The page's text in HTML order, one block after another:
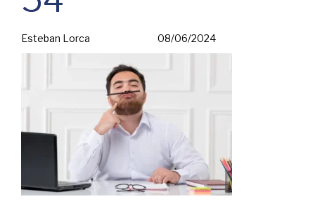
Esteban Lorca
on:
08/06/2024